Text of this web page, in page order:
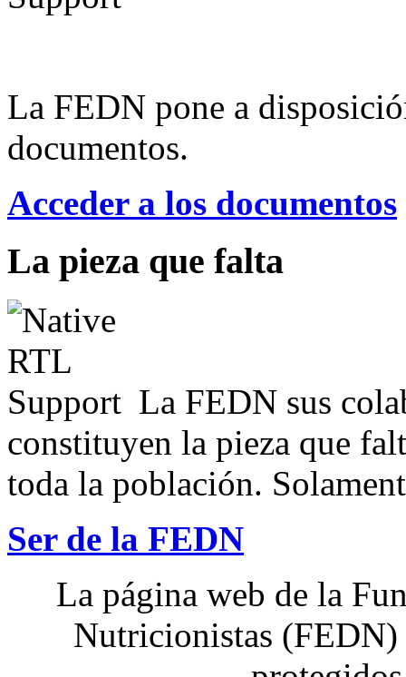
La FEDN pone a
documentos.
Acceder a los documentos
La pieza que falta
La FEDN sus
constituyen la pieza que
toda la población.
Ser de la FEDN
La página web de la
Nutricionistas (FEDN)